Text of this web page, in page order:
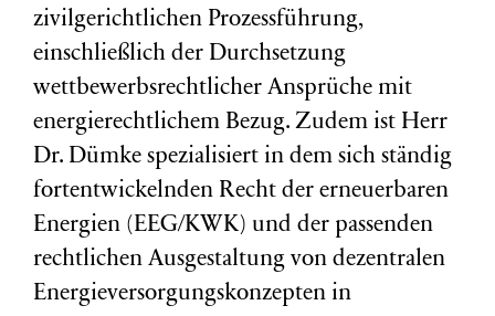
zivilgerichtlichen Prozessführung,
einschließlich der Durchsetzung
wettbewerbsrechtlicher Ansprüche mit
energierechtlichem Bezug. Zudem ist Herr
Dr. Dümke spezialisiert in dem sich ständig
fortentwickelnden Recht der erneuerbaren
Energien (EEG/KWK) und der passenden
rechtlichen Ausgestaltung von dezentralen
Energieversorgungskonzepten in